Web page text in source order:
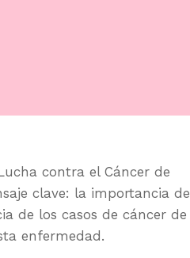
contra el Cáncer de
clave: la importancia de
de los casos de cáncer de
enfermedad.